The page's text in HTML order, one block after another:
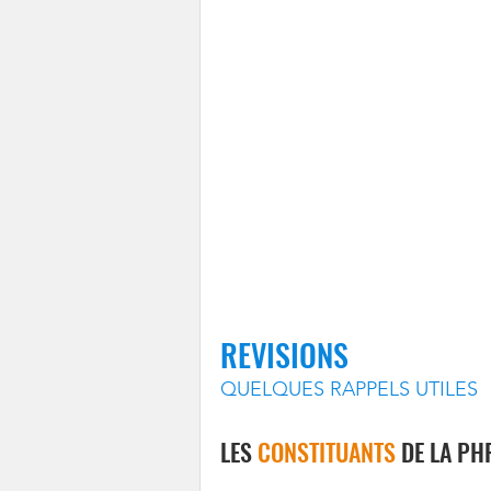
REVISIONS
QUELQUES RAPPELS UTILES
LES CONSTITUANTS DE LA